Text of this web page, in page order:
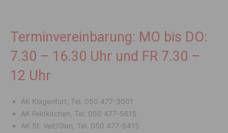
Terminvereinbarung: MO bis DO:
7.30 – 16.30 Uhr und FR 7.30 –
12 Uhr
AK Klagenfurt, Tel. 050 477-3001
AK Feldkirchen, Tel. 050 477-5615
AK St. Veit/Glan, Tel. 050 477-5415